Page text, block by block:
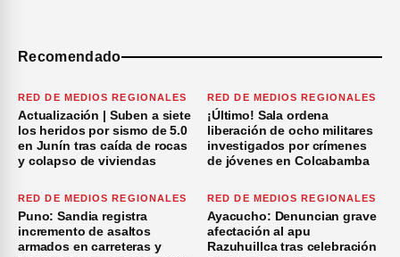
Recomendado
RED DE MEDIOS REGIONALES
Actualización | Suben a siete
los heridos por sismo de 5.0
en Junín tras caída de rocas
y colapso de viviendas
RED DE MEDIOS REGIONALES
¡Último! Sala ordena
liberación de ocho militares
investigados por crímenes
de jóvenes en Colcabamba
RED DE MEDIOS REGIONALES
Puno: Sandia registra
incremento de asaltos
armados en carreteras y
RED DE MEDIOS REGIONALES
Ayacucho: Denuncian grave
afectación al apu
Razuhuillca tras celebración